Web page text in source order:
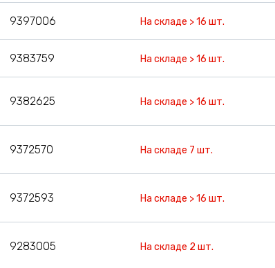
9397006 На складе > 16 шт.
9383759 На складе > 16 шт.
9382625 На складе > 16 шт.
9372570 На складе 7 шт.
9372593 На складе > 16 шт.
9283005 На складе 2 шт.